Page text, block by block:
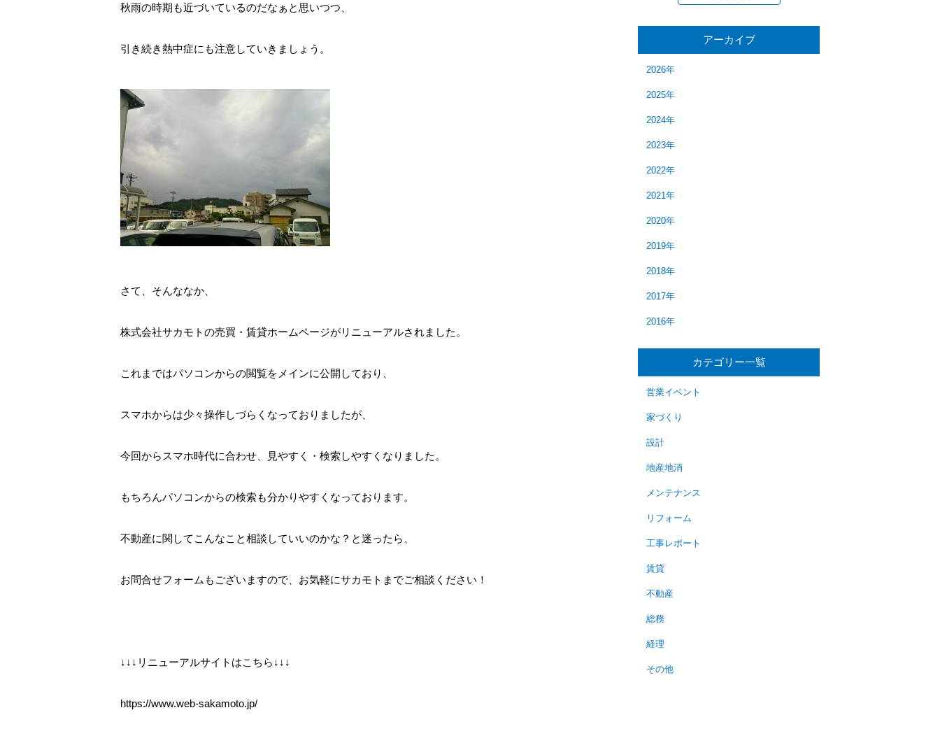
秋雨の時期も近づいているのだなぁと思いつつ、
引き続き熱中症にも注意していきましょう。
さて、そんななか、
株式会社サカモトの売買・賃貸ホームページがリニューアルされました。
これまではパソコンからの閲覧をメインに公開しており、
スマホからは少々操作しづらくなっておりましたが、
今回からスマホ時代に合わせ、見やすく・検索しやすくなりました。
もちろんパソコンからの検索も分かりやすくなっております。
不動産に関してこんなこと相談していいのかな？と迷ったら、
お問合せフォームもございますので、お気軽にサカモトまでご相談ください！
↓↓↓リニューアルサイトはこちら↓↓↓
https://www.web-sakamoto.jp/
アーカイブ
2026年
2025年
2024年
2023年
2022年
2021年
2020年
2019年
2018年
2017年
2016年
カテゴリー一覧
営業イベント
家づくり
設計
地産地消
メンテナンス
リフォーム
工事レポート
賃貸
不動産
総務
経理
その他